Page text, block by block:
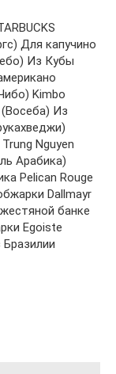
Для капучино
Из Кубы
Kimbo
Из
Nguyen
Арабика)
Pelican Rouge
Dallmayr
банке
Egoiste